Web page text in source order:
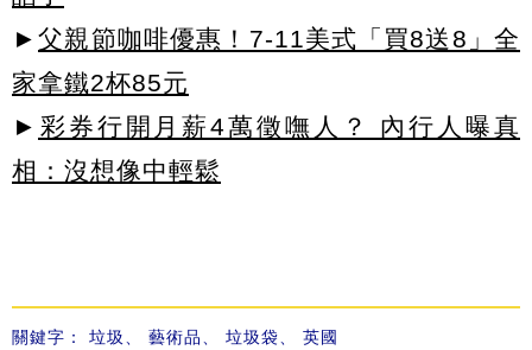
► 父親節咖啡優惠！7-11美式「買8送8」全
家拿鐵2杯85元
► 彩券行開月薪4萬徵嘸人？ 內行人曝真
相：沒想像中輕鬆
關鍵字： 垃圾 藝術品 垃圾袋 英國